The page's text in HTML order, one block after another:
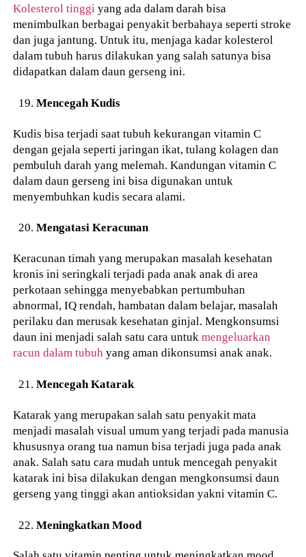
Kolesterol tinggi yang ada dalam darah bisa
menimbulkan berbagai penyakit berbahaya seperti stroke
dan juga jantung. Untuk itu, menjaga kadar kolesterol
dalam tubuh harus dilakukan yang salah satunya bisa
didapatkan dalam daun gerseng ini.
Mencegah Kudis
Kudis bisa terjadi saat tubuh kekurangan vitamin C
dengan gejala seperti jaringan ikat, tulang kolagen dan
pembuluh darah yang melemah. Kandungan vitamin C
dalam daun gerseng ini bisa digunakan untuk
menyembuhkan kudis secara alami.
Mengatasi Keracunan
Keracunan timah yang merupakan masalah kesehatan
kronis ini seringkali terjadi pada anak anak di area
perkotaan sehingga menyebabkan pertumbuhan
abnormal, IQ rendah, hambatan dalam belajar, masalah
perilaku dan merusak kesehatan ginjal. Mengkonsumsi
daun ini menjadi salah satu cara untukmengeluarkan
racun dalam tubuh yang aman dikonsumsi anak anak.
Mencegah Katarak
Katarak yang merupakan salah satu penyakit mata
menjadi masalah visual umum yang terjadi pada manusia
khususnya orang tua namun bisa terjadi juga pada anak
anak. Salah satu cara mudah untuk mencegah penyakit
katarak ini bisa dilakukan dengan mengkonsumsi daun
gerseng yang tinggi akan antioksidan yakni vitamin C.
Meningkatkan Mood